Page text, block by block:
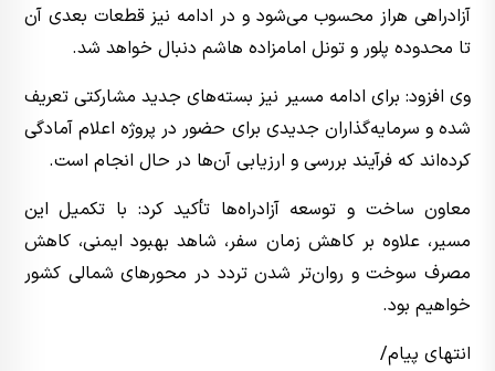
آزادراهی هراز محسوب می‌شود و در ادامه نیز قطعات بعدی آن
تا محدوده پلور و تونل امامزاده هاشم دنبال خواهد شد.
وی افزود: برای ادامه مسیر نیز بسته‌های جدید مشارکتی تعریف
شده و سرمایه‌گذاران جدیدی برای حضور در پروژه اعلام آمادگی
کرده‌اند که فرآیند بررسی و ارزیابی آن‌ها در حال انجام است.
معاون ساخت و توسعه آزادراه‌ها تأکید کرد: با تکمیل این
مسیر، علاوه بر کاهش زمان سفر، شاهد بهبود ایمنی، کاهش
مصرف سوخت و روان‌تر شدن تردد در محورهای شمالی کشور
خواهیم بود.
انتهای پیام/